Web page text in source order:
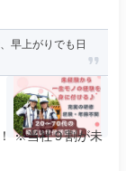
早上がりでも日
※当社９割が未